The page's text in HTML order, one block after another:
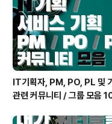
다. 파트너십 문의나 제휴, 인재
다!!! @it_cartel..
IT기획자, PM, PO, PL 및
관련 커뮤니티 / 그룹 모음